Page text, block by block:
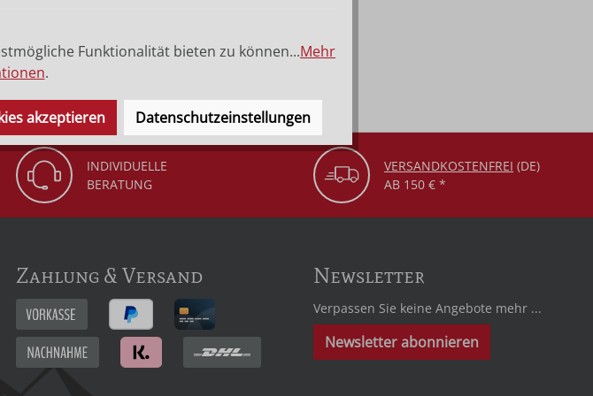
INDIVIDUELLE
BERATUNG
VERSANDKOSTENFREI (DE)
AB 150 € *
Zahlung & Versand Newsletter
Verpassen Sie keine Angebote mehr ...
Newsletter abonnieren
Funktionalität bieten zu können...Mehr
.
akzeptieren Datenschutzeinstellungen